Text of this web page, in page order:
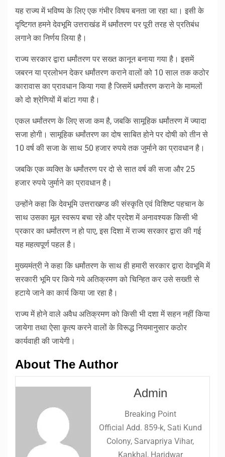
यह राज्य में भविष्य के लिए एक गंभीर विषय बनता जा रहा था। इसी के
दृष्टिगत हमने देवभूमि उत्तराखंड में धर्मांतरण पर पूरी तरह से प्रतिबंध
लगाने का निर्णय लिया है।
राज्य सरकार द्वारा धर्मांतरण पर सख्त कानून बनाया गया है। इसमें
जबरन या प्रलोभन देकर धर्मांतरण कराने वालों को 10 साल तक कठोर
कारावास का प्रावधान किया गया है जिसमें धर्मांतरण कराने के मामलों
को दो श्रेणियों में बांटा गया है।
एकल धर्मांतरण के लिए सजा कम है, जबकि सामूहिक धर्मांतरण में ज्यादा
सजा होगी। सामूहिक धर्मांतरण का दोष साबित होने पर दोषी को तीन से
10 वर्ष की सजा के साथ 50 हजार रुपये तक जुर्माने का प्रावधान है।
जबकि एक व्यक्ति के धर्मांतरण पर दो से सात वर्ष की सजा और 25
हजार रुपये जुर्माने का प्रावधान है।
उन्होंने कहा कि देवभूमि उत्तराखण्ड की संस्कृति एवं विशिष्ट पहचान के
साथ उसका मूल स्वरूप बचा रहे और प्रदेश में अनावश्यक किसी भी
प्रकार का धर्मांतरण न हो पाए, इस दिशा में राज्य सरकार द्वारा की गई
यह महत्वपूर्ण पहल है।
मुख्यमंत्री ने कहा कि धर्मांतरण के साथ ही हमारी सरकार द्वारा देवभूमि में
सरकारी भूमि पर किये गये अतिक्रमण को चिन्हित कर उसे सख्ती से
हटाये जाने का कार्य किया जा रहा है।
राज्य में होने वाले अवैध अतिक्रमण को किसी भी दशा में सहन नहीं किया
जायेगा तथा ऐसा कृत्य करने वालों के विरूद्ध नियमानुसार कठोर
कार्यवाही की जायेगी।
About The Author
Admin
Breaking Point
Official Add. 859-k, Sati Kund
Colony, Sarvapriya Vihar,
Kankhal, Haridwar